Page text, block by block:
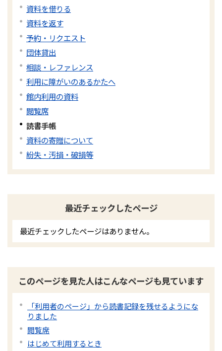
資料を借りる
資料を返す
予約・リクエスト
団体貸出
相談・レファレンス
利用に障がいのあるかたへ
館内利用の資料
閲覧席
読書手帳
資料の寄贈について
紛失・汚損・破損等
最近チェックしたページ
最近チェックしたページはありません。
このページを見た人はこんなページも見ています
「利用者のページ」から読書記録を残せるようにな
りました
閲覧席
はじめて利用するとき